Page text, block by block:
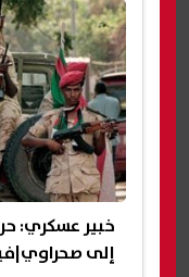
خبير عسكري:
إلى